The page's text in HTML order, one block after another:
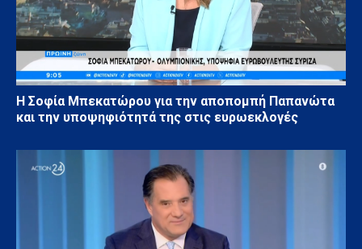
Η Σοφία Μπεκατώρου για την αποπομπή Παπανώτα
και την υποψηφιότητά της στις ευρωεκλογές